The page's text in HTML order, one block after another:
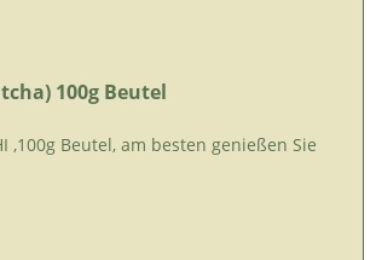
100g Beutel
,100g Beutel, am besten genießen Sie